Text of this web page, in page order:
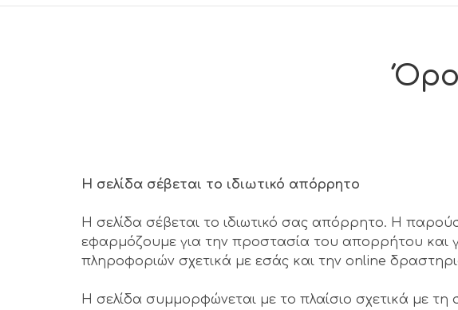
Η σελίδα σέβεται το ιδιωτικό απόρρητο
Η σελίδα σέβεται το ιδιωτικό σας απόρρητο. Η
εφαρμόζουμε για την προστασία του απορρήτου και
πληροφοριών σχετικά με εσάς και την online
Η σελίδα συμμορφώνεται με το πλαίσιο σχετικά με